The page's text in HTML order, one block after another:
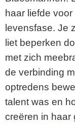
haar liefde
levensfase. Je
liet beperken
met zich
de verbinding
optredens
talent was en
creëren in haar